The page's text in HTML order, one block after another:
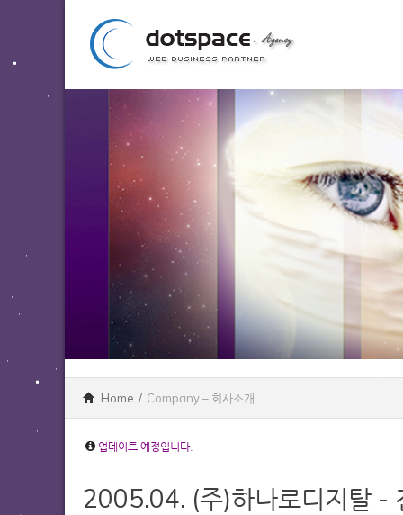
Home / Company – 회사소개
업데이트 예정입니다.
2005.04. (주)하나로디지탈 -